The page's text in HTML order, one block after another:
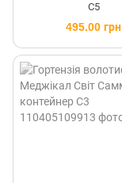
C5
495.00 грн